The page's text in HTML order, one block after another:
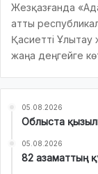
Жезқазғанда
атты
Қасиетті Ұлытау
жаңа деңгейге
05.08.2026
Облыста
05.08.2026
82 азаматтың